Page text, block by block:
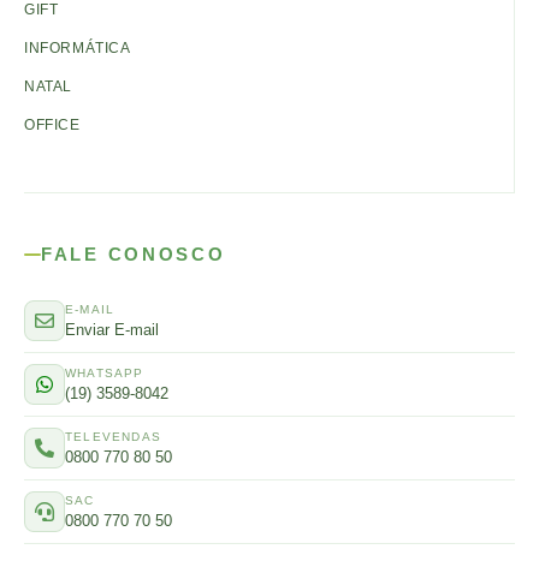
GIFT
INFORMÁTICA
NATAL
OFFICE
FALE CONOSCO
E-MAIL
Enviar E-mail
WHATSAPP
(19) 3589-8042
TELEVENDAS
0800 770 80 50
SAC
0800 770 70 50